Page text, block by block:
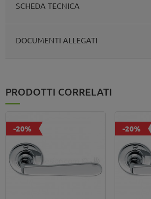
SCHEDA TECNICA
DOCUMENTI ALLEGATI
PRODOTTI CORRELATI
-20% -20%